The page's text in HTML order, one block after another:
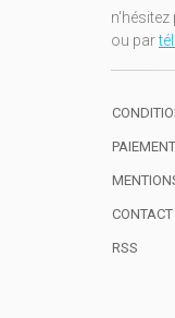
ou par
CONTACT
RSS